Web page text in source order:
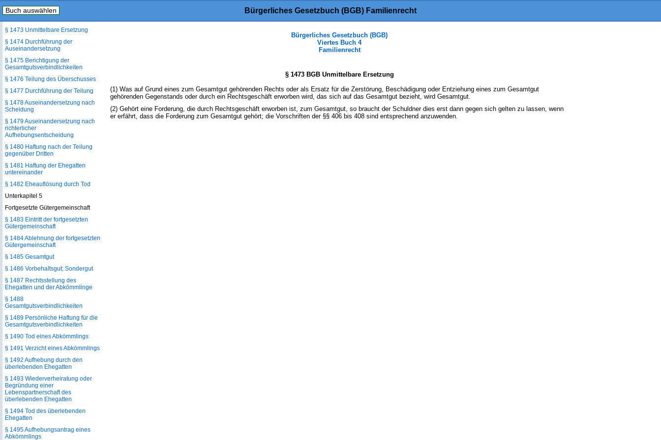
Buch auswählen Bürgerliches Gesetzbuch (BGB) Familienrecht
Bürgerliches Gesetzbuch (BGB)
Viertes Buch 4
Familienrecht
§ 1473 BGB Unmittelbare Ersetzung
(1) Was auf Grund eines zum Gesamtgut gehörenden Rechts oder als Ersatz für die Zerstörung, Beschädigung oder Entziehung eines zum Gesamtgut
gehörenden Gegenstands oder durch ein Rechtsgeschäft erworben wird, das sich auf das Gesamtgut bezieht, wird Gesamtgut.
(2) Gehört eine Forderung, die durch Rechtsgeschäft erworben ist, zum Gesamtgut, so braucht der Schuldner dies erst dann gegen sich gelten zu lassen, wenn
er erfährt, dass die Forderung zum Gesamtgut gehört; die Vorschriften der §§ 406 bis 408 sind entsprechend anzuwenden.
§ 1472 Gemeinschaftliche
§ 1473 Unmittelbare Ersetzung
§ 1474 Durchführung der
Auseinandersetzung
§ 1475 Berichtigung der
Gesamtgutsverbindlichkeiten
§ 1476 Teilung des Überschusses
§ 1477 Durchführung der Teilung
§ 1478 Auseinandersetzung nach
Scheidung
§ 1479 Auseinandersetzung nach
richterlicher
Aufhebungsentscheidung
§ 1480 Haftung nach der Teilung
gegenüber Dritten
§ 1481 Haftung der Ehegatten
untereinander
§ 1482 Eheauflösung durch Tod
Unterkapitel 5
Fortgesetzte Gütergemeinschaft
§ 1483 Eintritt der fortgesetzten
Gütergemeinschaft
§ 1484 Ablehnung der fortgesetzten
Gütergemeinschaft
§ 1485 Gesamtgut
§ 1486 Vorbehaltsgut; Sondergut
§ 1487 Rechtsstellung des
Ehegatten und der Abkömmlinge
§ 1488
Gesamtgutsverbindlichkeiten
§ 1489 Persönliche Haftung für die
Gesamtgutsverbindlichkeiten
§ 1490 Tod eines Abkömmlings
§ 1491 Verzicht eines Abkömmlings
§ 1492 Aufhebung durch den
überlebenden Ehegatten
§ 1493 Wiederverheiratung oder
Begründung einer
Lebenspartnerschaft des
überlebenden Ehegatten
§ 1494 Tod des überlebenden
Ehegatten
§ 1495 Aufhebungsantrag eines
Abkömmlings